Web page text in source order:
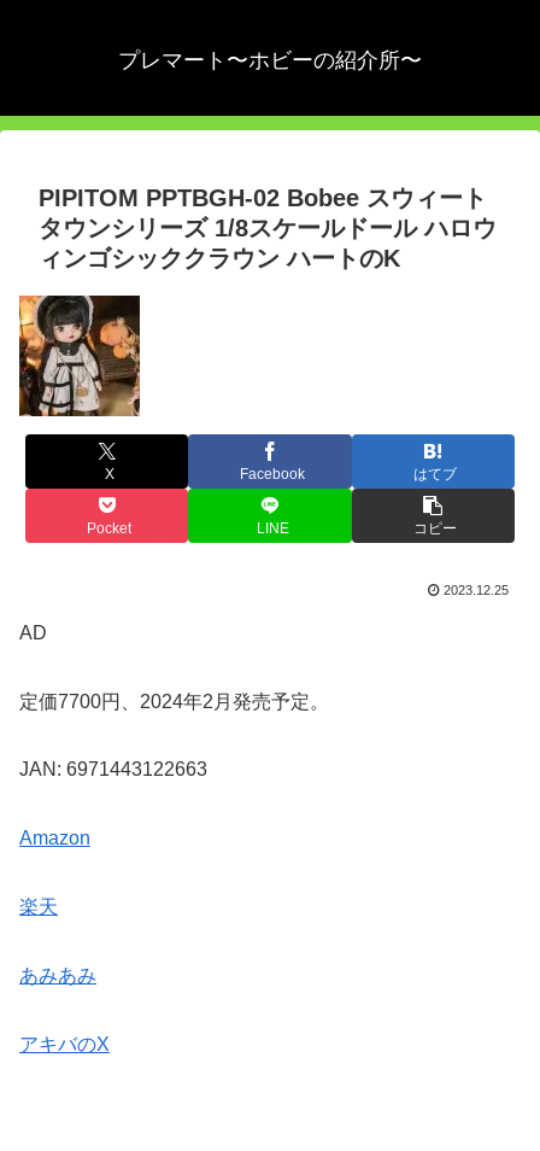
プレマート〜ホビーの紹介所〜
PIPITOM PPTBGH-02 Bobee スウィート
タウンシリーズ 1/8スケールドール ハロウ
ィンゴシッククラウン ハートのK
X Facebook はてブ
Pocket LINE コピー
2023.12.25
AD
定価7700円、2024年2月発売予定。
JAN: 6971443122663
Amazon
楽天
あみあみ
アキバのX